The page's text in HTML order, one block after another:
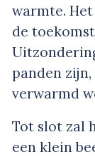
warmte.
de
panden
verwarmd
Tot slot zal
een klein